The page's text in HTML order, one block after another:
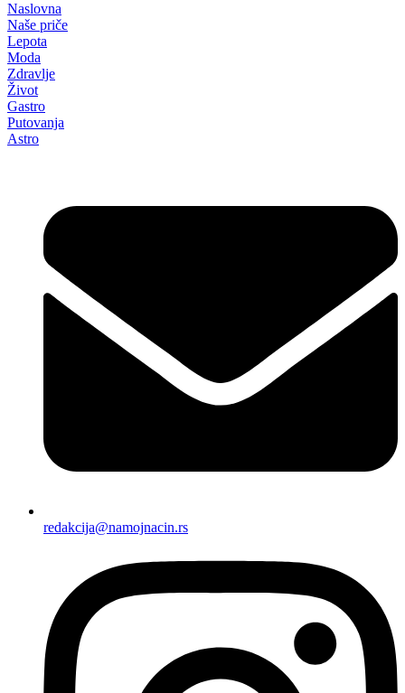
Naslovna
Naše priče
Lepota
Moda
Zdravlje
Život
Gastro
Putovanja
Astro
redakcija@namojnacin.rs